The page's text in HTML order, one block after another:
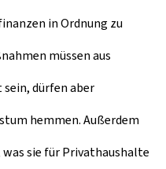
in Ordnung zu
müssen aus
dürfen aber
hemmen. Außerdem
sie für Privathaushalte